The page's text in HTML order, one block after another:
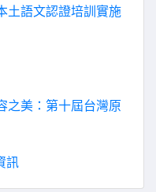
土語文認證培訓實施
之美：第十屆台灣原
訊